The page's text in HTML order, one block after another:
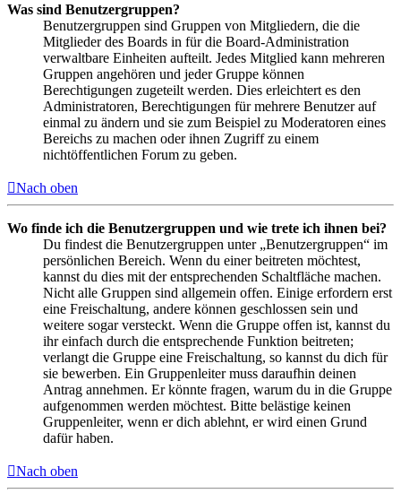
Was sind Benutzergruppen?
Benutzergruppen sind Gruppen von Mitgliedern, die die
Mitglieder des Boards in für die Board-Administration
verwaltbare Einheiten aufteilt. Jedes Mitglied kann mehreren
Gruppen angehören und jeder Gruppe können
Berechtigungen zugeteilt werden. Dies erleichtert es den
Administratoren, Berechtigungen für mehrere Benutzer auf
einmal zu ändern und sie zum Beispiel zu Moderatoren eines
Bereichs zu machen oder ihnen Zugriff zu einem
nichtöffentlichen Forum zu geben.
Nach oben
Wo finde ich die Benutzergruppen und wie trete ich ihnen bei?
Du findest die Benutzergruppen unter „Benutzergruppen“ im
persönlichen Bereich. Wenn du einer beitreten möchtest,
kannst du dies mit der entsprechenden Schaltfläche machen.
Nicht alle Gruppen sind allgemein offen. Einige erfordern erst
eine Freischaltung, andere können geschlossen sein und
weitere sogar versteckt. Wenn die Gruppe offen ist, kannst du
ihr einfach durch die entsprechende Funktion beitreten;
verlangt die Gruppe eine Freischaltung, so kannst du dich für
sie bewerben. Ein Gruppenleiter muss daraufhin deinen
Antrag annehmen. Er könnte fragen, warum du in die Gruppe
aufgenommen werden möchtest. Bitte belästige keinen
Gruppenleiter, wenn er dich ablehnt, er wird einen Grund
dafür haben.
Nach oben